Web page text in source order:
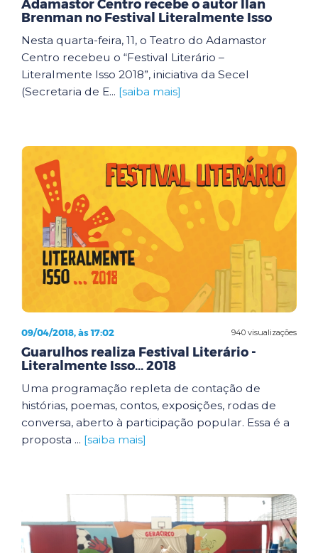
Adamastor Centro recebe o autor Ilan
Brenman no Festival Literalmente Isso
Nesta quarta-feira, 11, o Teatro do Adamastor
Centro recebeu o “Festival Literário –
Literalmente Isso 2018”, iniciativa da Secel
(Secretaria de E... [saiba mais]
940 visualizações
09/04/2018, às 17:02
Guarulhos realiza Festival Literário -
Literalmente Isso... 2018
Uma programação repleta de contação de
histórias, poemas, contos, exposições, rodas de
conversa, aberto à participação popular. Essa é a
proposta ... [saiba mais]